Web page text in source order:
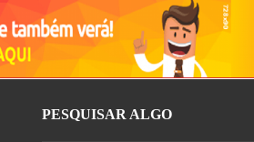
PESQUISAR ALGO